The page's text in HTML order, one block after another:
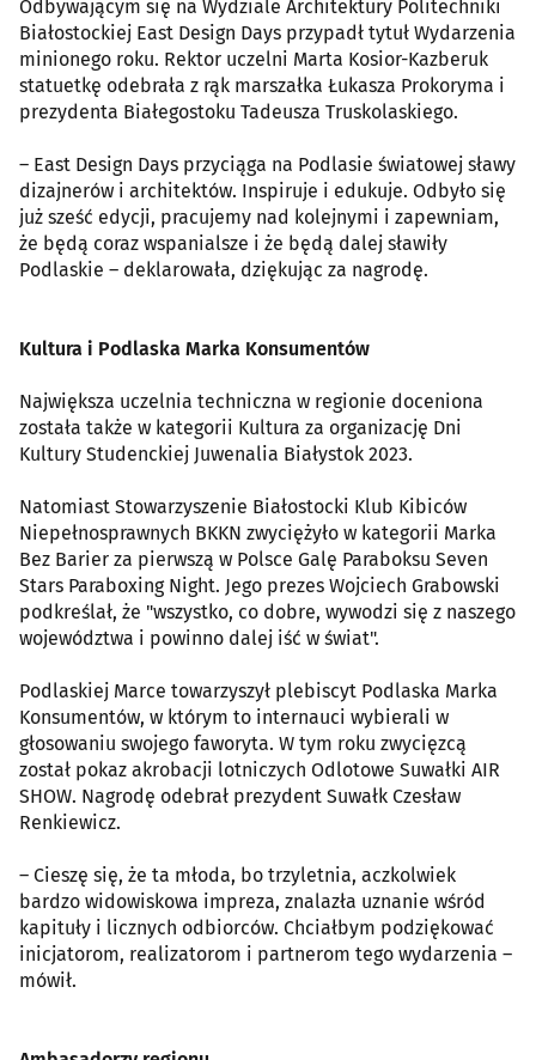
Odbywającym się na Wydziale Architektury Politechniki
Białostockiej East Design Days przypadł tytuł Wydarzenia
minionego roku. Rektor uczelni Marta Kosior-Kazberuk
statuetkę odebrała z rąk marszałka Łukasza Prokoryma i
prezydenta Białegostoku Tadeusza Truskolaskiego.
– East Design Days przyciąga na Podlasie światowej sławy
dizajnerów i architektów. Inspiruje i edukuje. Odbyło się
już sześć edycji, pracujemy nad kolejnymi i zapewniam,
że będą coraz wspanialsze i że będą dalej sławiły
Podlaskie – deklarowała, dziękując za nagrodę.
Kultura i Podlaska Marka Konsumentów
Największa uczelnia techniczna w regionie doceniona
została także w kategorii Kultura za organizację Dni
Kultury Studenckiej Juwenalia Białystok 2023.
Natomiast Stowarzyszenie Białostocki Klub Kibiców
Niepełnosprawnych BKKN zwyciężyło w kategorii Marka
Bez Barier za pierwszą w Polsce Galę Paraboksu Seven
Stars Paraboxing Night. Jego prezes Wojciech Grabowski
podkreślał, że "wszystko, co dobre, wywodzi się z naszego
województwa i powinno dalej iść w świat".
Podlaskiej Marce towarzyszył plebiscyt Podlaska Marka
Konsumentów, w którym to internauci wybierali w
głosowaniu swojego faworyta. W tym roku zwycięzcą
został pokaz akrobacji lotniczych Odlotowe Suwałki AIR
SHOW. Nagrodę odebrał prezydent Suwałk Czesław
Renkiewicz.
– Cieszę się, że ta młoda, bo trzyletnia, aczkolwiek
bardzo widowiskowa impreza, znalazła uznanie wśród
kapituły i licznych odbiorców. Chciałbym podziękować
inicjatorom, realizatorom i partnerom tego wydarzenia –
mówił.